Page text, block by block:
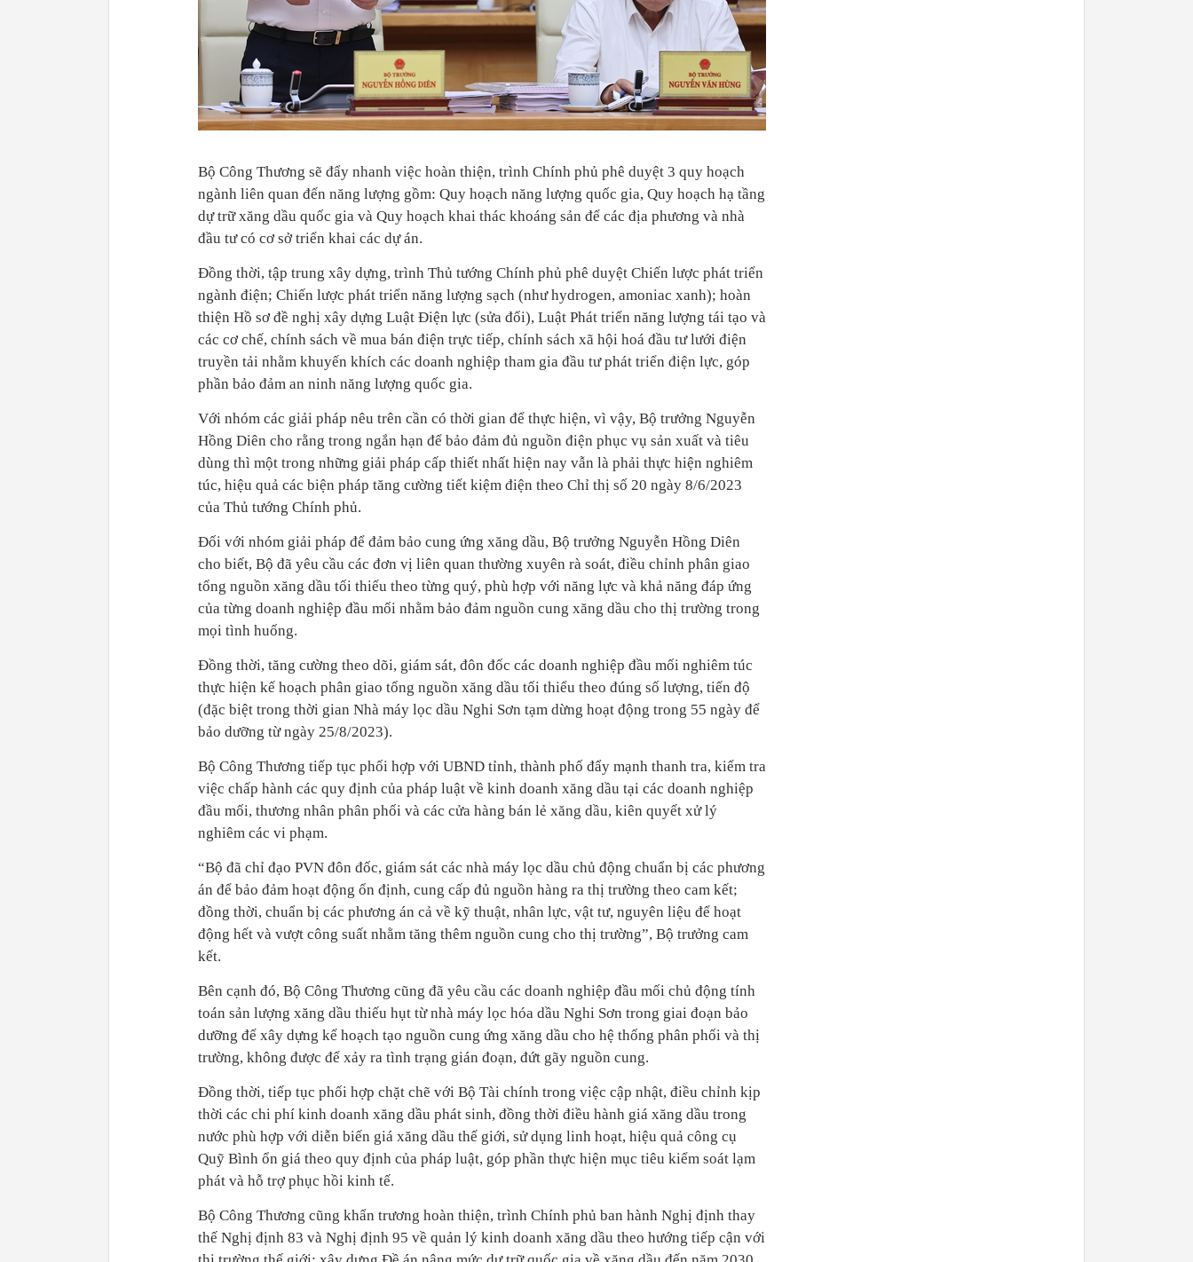
Bộ Công Thương sẽ đẩy nhanh việc hoàn thiện, trình Chính phủ phê duyệt 3 quy hoạch
ngành liên quan đến năng lượng gồm: Quy hoạch năng lượng quốc gia, Quy hoạch hạ tầng
dự trữ xăng dầu quốc gia và Quy hoạch khai thác khoáng sản để các địa phương và nhà
đầu tư có cơ sở triển khai các dự án.
Đồng thời, tập trung xây dựng, trình Thủ tướng Chính phủ phê duyệt Chiến lược phát triển
ngành điện; Chiến lược phát triển năng lượng sạch (như hydrogen, amoniac xanh); hoàn
thiện Hồ sơ đề nghị xây dựng Luật Điện lực (sửa đổi), Luật Phát triển năng lượng tái tạo và
các cơ chế, chính sách về mua bán điện trực tiếp, chính sách xã hội hoá đầu tư lưới điện
truyền tải nhằm khuyến khích các doanh nghiệp tham gia đầu tư phát triển điện lực, góp
phần bảo đảm an ninh năng lượng quốc gia.
Với nhóm các giải pháp nêu trên cần có thời gian để thực hiện, vì vậy, Bộ trưởng Nguyễn
Hồng Diên cho rằng trong ngắn hạn để bảo đảm đủ nguồn điện phục vụ sản xuất và tiêu
dùng thì một trong những giải pháp cấp thiết nhất hiện nay vẫn là phải thực hiện nghiêm
túc, hiệu quả các biện pháp tăng cường tiết kiệm điện theo Chỉ thị số 20 ngày 8/6/2023
của Thủ tướng Chính phủ.
Đối với nhóm giải pháp để đảm bảo cung ứng xăng dầu, Bộ trưởng Nguyễn Hồng Diên
cho biết, Bộ đã yêu cầu các đơn vị liên quan thường xuyên rà soát, điều chỉnh phân giao
tổng nguồn xăng dầu tối thiểu theo từng quý, phù hợp với năng lực và khả năng đáp ứng
của từng doanh nghiệp đầu mối nhằm bảo đảm nguồn cung xăng dầu cho thị trường trong
mọi tình huống.
Đồng thời, tăng cường theo dõi, giám sát, đôn đốc các doanh nghiệp đầu mối nghiêm túc
thực hiện kế hoạch phân giao tổng nguồn xăng dầu tối thiểu theo đúng số lượng, tiến độ
(đặc biệt trong thời gian Nhà máy lọc dầu Nghi Sơn tạm dừng hoạt động trong 55 ngày để
bảo dưỡng từ ngày 25/8/2023).
Bộ Công Thương tiếp tục phối hợp với UBND tỉnh, thành phố đẩy mạnh thanh tra, kiểm tra
việc chấp hành các quy định của pháp luật về kinh doanh xăng dầu tại các doanh nghiệp
đầu mối, thương nhân phân phối và các cửa hàng bán lẻ xăng dầu, kiên quyết xử lý
nghiêm các vi phạm.
“Bộ đã chỉ đạo PVN đôn đốc, giám sát các nhà máy lọc dầu chủ động chuẩn bị các phương
án để bảo đảm hoạt động ổn định, cung cấp đủ nguồn hàng ra thị trường theo cam kết;
đồng thời, chuẩn bị các phương án cả về kỹ thuật, nhân lực, vật tư, nguyên liệu để hoạt
động hết và vượt công suất nhằm tăng thêm nguồn cung cho thị trường”, Bộ trưởng cam
kết.
Bên cạnh đó, Bộ Công Thương cũng đã yêu cầu các doanh nghiệp đầu mối chủ động tính
toán sản lượng xăng dầu thiếu hụt từ nhà máy lọc hóa dầu Nghi Sơn trong giai đoạn bảo
dưỡng để xây dựng kế hoạch tạo nguồn cung ứng xăng dầu cho hệ thống phân phối và thị
trường, không được để xảy ra tình trạng gián đoạn, đứt gãy nguồn cung.
Đồng thời, tiếp tục phối hợp chặt chẽ với Bộ Tài chính trong việc cập nhật, điều chỉnh kịp
thời các chi phí kinh doanh xăng dầu phát sinh, đồng thời điều hành giá xăng dầu trong
nước phù hợp với diễn biến giá xăng dầu thế giới, sử dụng linh hoạt, hiệu quả công cụ
Quỹ Bình ổn giá theo quy định của pháp luật, góp phần thực hiện mục tiêu kiểm soát lạm
phát và hỗ trợ phục hồi kinh tế.
Bộ Công Thương cũng khẩn trương hoàn thiện, trình Chính phủ ban hành Nghị định thay
thế Nghị định 83 và Nghị định 95 về quản lý kinh doanh xăng dầu theo hướng tiếp cận với